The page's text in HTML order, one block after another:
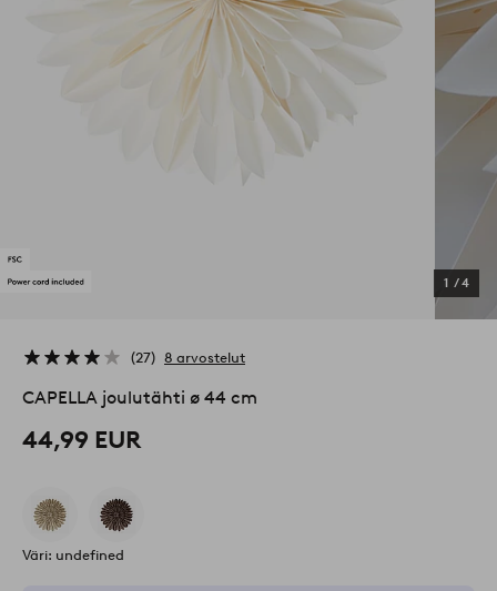
1 /4
27 8 arvostelut
CAPELLA joulutähti ø 44 cm
44,99 EUR
Väri: undefined